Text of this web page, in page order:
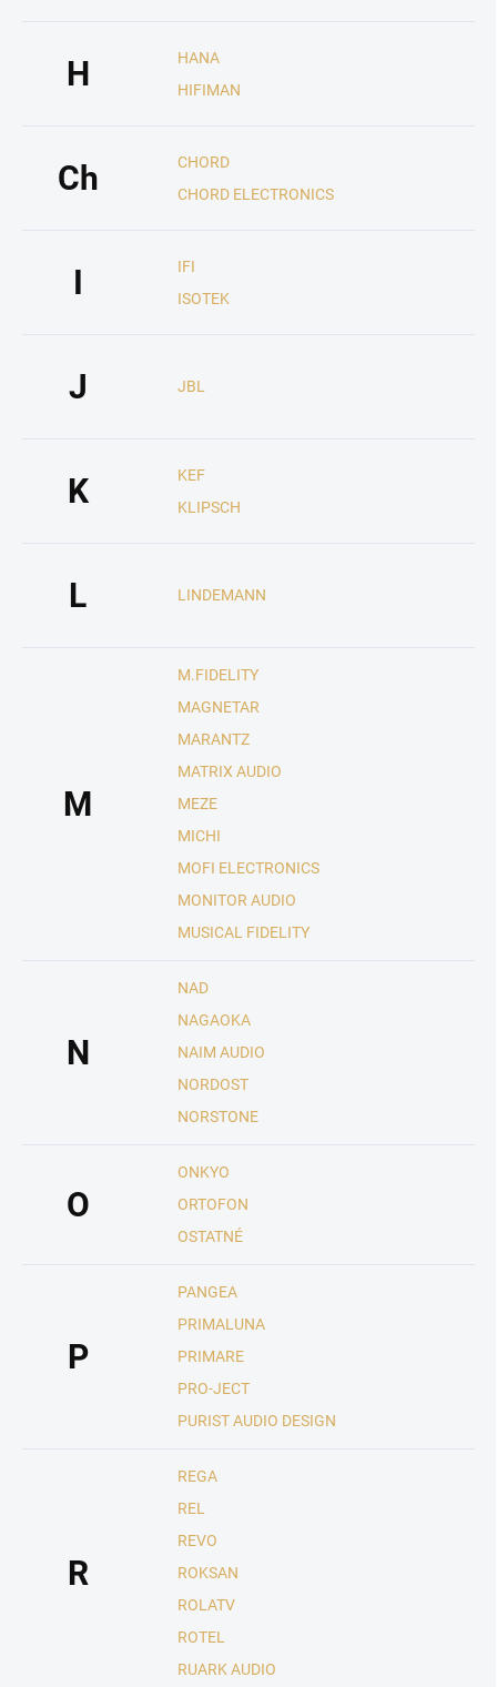
H
HANA
HIFIMAN
Ch
CHORD
CHORD ELECTRONICS
I
IFI
ISOTEK
J JBL
K
KEF
KLIPSCH
L LINDEMANN
M
M.FIDELITY
MAGNETAR
MARANTZ
MATRIX AUDIO
MEZE
MICHI
MOFI ELECTRONICS
MONITOR AUDIO
MUSICAL FIDELITY
N
NAD
NAGAOKA
NAIM AUDIO
NORDOST
NORSTONE
O
ONKYO
ORTOFON
OSTATNÉ
P
PANGEA
PRIMALUNA
PRIMARE
PRO-JECT
PURIST AUDIO DESIGN
R
REGA
REL
REVO
ROKSAN
ROLATV
ROTEL
RUARK AUDIO